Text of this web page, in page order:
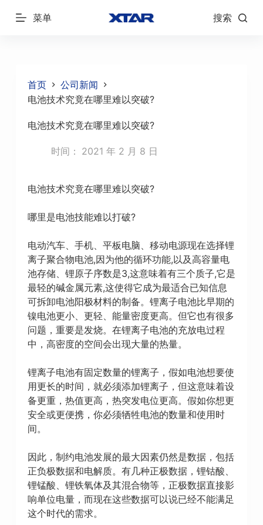
跳
菜单 搜索
首页
公司新闻
电池技术究竟在哪里难以突破?
电池技术究竟在哪里难以突破?
时间： 2021 年 2 月 8 日
电池技术究竟在哪里难以突破?
哪里是电池技能难以打破?
电动汽车、手机、平板电脑、移动电源现在选择锂
离子聚合物电池,因为他的循环功能,以及高容量电
池存储、锂原子序数是3,这意味着有三个质子,它是
最轻的碱金属元素,这使得它成为最适合已知信息
可拆卸电池阳极材料的制备。锂离子电池比早期的
镍电池更小、更轻、能量密度更高。但它也有很多
问题，重要是发烧。在锂离子电池的充放电过程
中，高密度的空间会出现大量的热量。
锂离子电池有固定数量的锂离子，假如电池想要使
用更长的时间，就必须添加锂离子，但这意味着设
备更重，热值更高，热突发电位更高。假如你想更
安全或更便携，你必须牺牲电池的数量和使用时
间。
因此，制约电池发展的最大因素仍然是数据，包括
正负极数据和电解质。有几种正极数据，锂钴酸、
锂锰酸、锂铁氧体及其混合物等，正极数据直接影
响单位电量，而现在这些数据可以说已经不能满足
这个时代的需求。